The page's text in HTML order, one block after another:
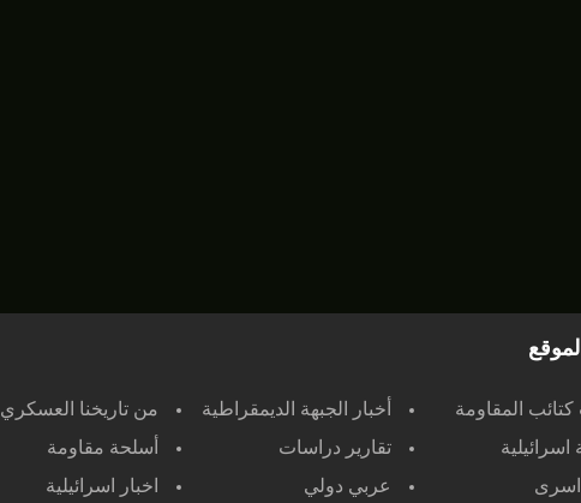
كتائب المقاومة أخبار الجبهة الديمقراطية من تاريخنا العسكري
اسرائيلية
تقارير دراسات أسلحة مقاومة
اسرى
عربي دولي اخبار اسرائيلية